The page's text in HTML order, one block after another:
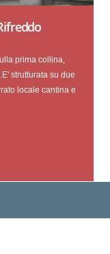
prima collina,
strutturata su due
locale cantina e